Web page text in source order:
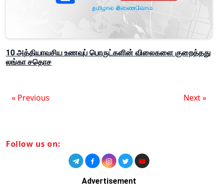
10 அத்தியாவசிய உணவுப் பொருட்களின் விலைகளை குறைத்தது
லங்கா சதொச
« Previous Next »
Follow us on:
Advertisement